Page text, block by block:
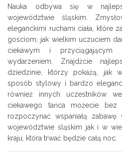
Nauka odbywa się w
województwie śląskim.
eleganckimi ruchami ciała, które
gościom, jak wielkim uczuciem
ciekawym i przyciągającym
wydarzeniem. Znajdźcie
dziedzinie, którzy pokażą, jak
sposób stylowy i bardzo
również innych uczestników
ciekawego tańca możecie bez
rozpoczynać wspaniałą
województwie śląskim jak i w
kraju, która trwać będzie całą noc.